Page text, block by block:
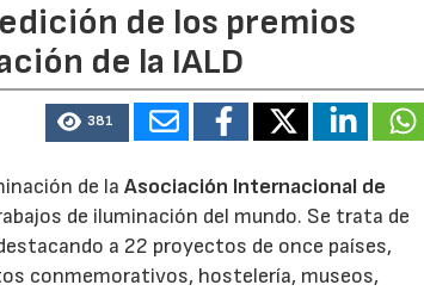
de los premios
de la IALD
381
de laAsociación Internacional de
de iluminación del mundo. Se trata de
a 22 proyectos de once países,
conmemorativos, hostelería, museos,